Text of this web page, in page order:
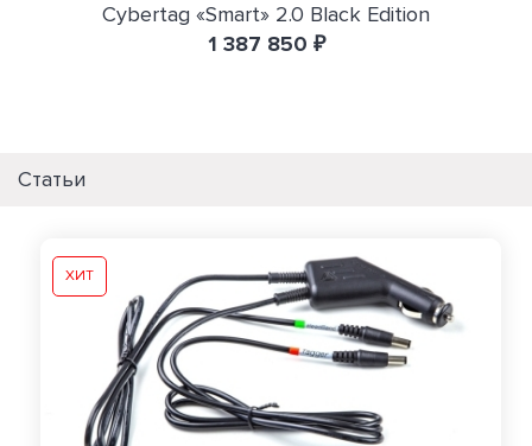
Cybertag «Smart» 2.0 Black Edition
1 387 850 ₽
Статьи
ХИТ